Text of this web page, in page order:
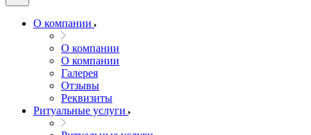
О компании
О компании
О компании
Галерея
Отзывы
Реквизиты
Ритуальные услуги